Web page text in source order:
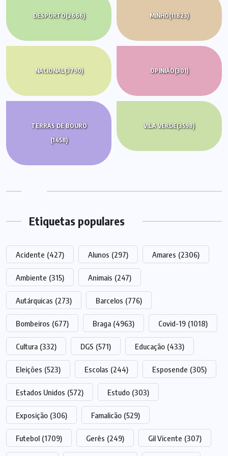
DESPORTO(2666) MINHO(11823)
NACIONAL(3790) OPINIÃO(301)
TERRAS DE BOURO
(1458)
VILA VERDE(3598)
Etiquetas populares
Acidente (427) Alunos (297) Amares (2306)
Ambiente (315) Animais (247)
Autárquicas (273) Barcelos (776)
Bombeiros (677) Braga (4963) Covid-19 (1018)
Cultura (332) DGS (571) Educação (433)
Eleições (523) Escolas (244) Esposende (305)
Estados Unidos (572) Estudo (303)
Exposição (306) Famalicão (529)
Futebol (1709) Gerês (249) Gil Vicente (307)